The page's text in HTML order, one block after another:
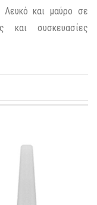
Λευκό και μαύρο σε
και συσκευασίες